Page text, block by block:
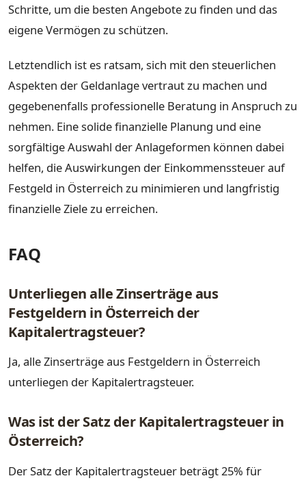
Schritte, um die besten Angebote zu finden und das
eigene Vermögen zu schützen.
Letztendlich ist es ratsam, sich mit den steuerlichen
Aspekten der Geldanlage vertraut zu machen und
gegebenenfalls professionelle Beratung in Anspruch zu
nehmen. Eine solide finanzielle Planung und eine
sorgfältige Auswahl der Anlageformen können dabei
helfen, die Auswirkungen der Einkommenssteuer auf
Festgeld in Österreich zu minimieren und langfristig
finanzielle Ziele zu erreichen.
FAQ
Unterliegen alle Zinserträge aus
Festgeldern in Österreich der
Kapitalertragsteuer?
Ja, alle Zinserträge aus Festgeldern in Österreich
unterliegen der Kapitalertragsteuer.
Was ist der Satz der Kapitalertragsteuer in
Österreich?
Der Satz der Kapitalertragsteuer beträgt 25% für